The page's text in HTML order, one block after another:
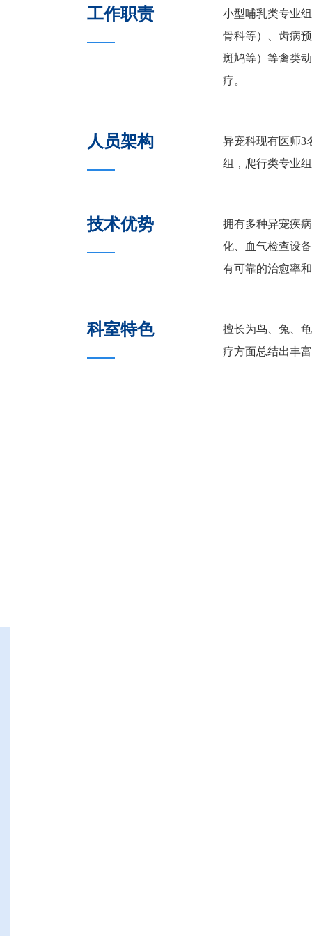
工作职责
小型哺乳类专业
骨科等）、齿病
斑鸠等）等禽类
疗。
人员架构
异宠科现有医师3
组，爬行类专业组
技术优势
拥有多种异宠疾
化、血气检查设
有可靠的治愈率和
科室特色
擅长为鸟、兔、
疗方面总结出丰